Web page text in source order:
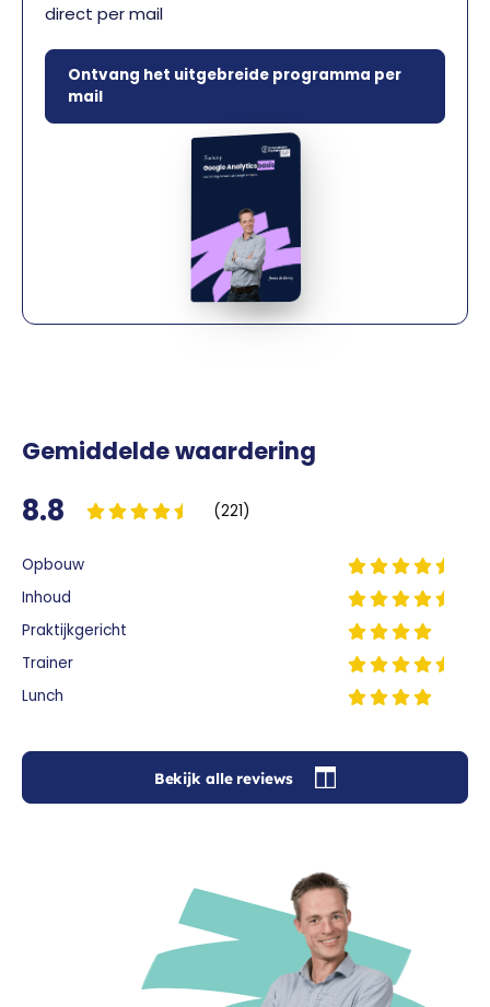
direct per mail
Ontvang het uitgebreide programma per
mail
Gemiddelde waardering
8.8 (221)
Opbouw
Inhoud
Praktijkgericht
Trainer
Lunch
Bekijk alle reviews